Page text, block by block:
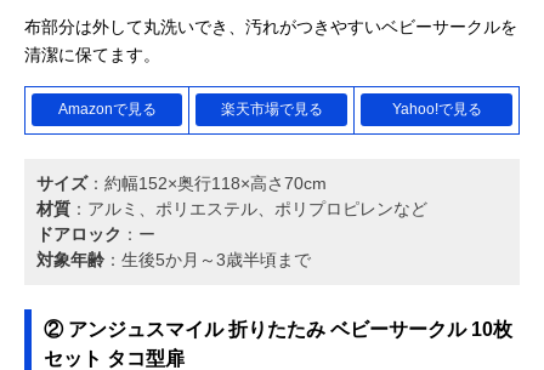
布部分は外して丸洗いでき、汚れがつきやすいベビーサークルを
清潔に保てます。
Amazonで見る 楽天市場で見る Yahoo!で見る
サイズ：約幅152×奥行118×高さ70cm
材質 ：アルミ、ポリエステル、ポリプロピレンなど
ドアロック ：ー
対象年齢 ：生後5か月～3歳半頃まで
② アンジュスマイル 折りたたみ ベビーサークル 10枚
セット タコ型扉